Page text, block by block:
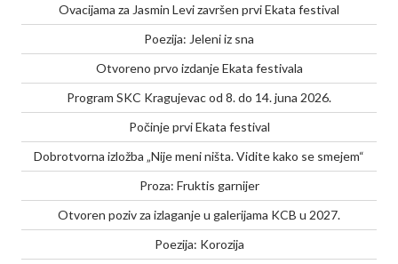
Ovacijama za Jasmin Levi završen prvi Ekata festival
Poezija: Jeleni iz sna
Otvoreno prvo izdanje Ekata festivala
Program SKC Kragujevac od 8. do 14. juna 2026.
Počinje prvi Ekata festival
Dobrotvorna izložba „Nije meni ništa. Vidite kako se smejem“
Proza: Fruktis garnijer
Otvoren poziv za izlaganje u galerijama KCB u 2027.
Poezija: Korozija